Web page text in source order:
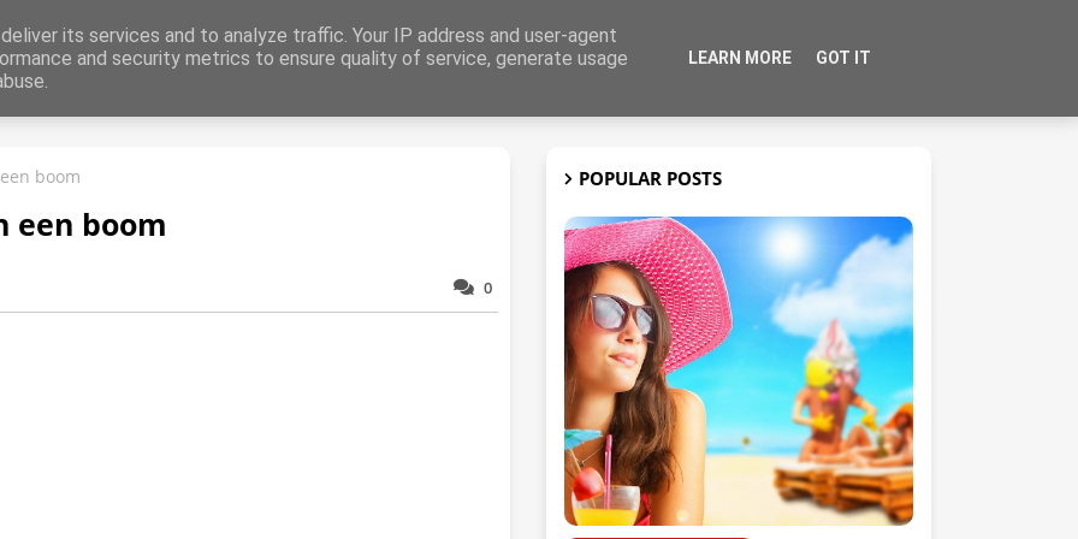
Dieren
boom
een boom
0
POPULAR POSTS
its services and to analyze traffic. Your IP address and user-agent
and security metrics to ensure quality of service, generate usage
LEARN MORE GOT IT